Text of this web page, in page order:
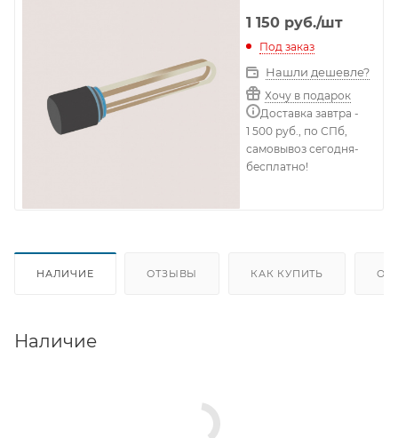
1 150 руб./шт
Под заказ
Нашли дешевле?
Хочу в подарок
Доставка завтра -
1 500 руб., по СПб,
самовывоз сегодня-
бесплатно!
НАЛИЧИЕ ОТЗЫВЫ КАК КУПИТЬ
Наличие